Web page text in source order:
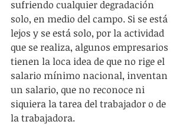
sufriendo cualquier degradación
solo, en medio del campo. Si se está
lejos y se está solo, por la actividad
que se realiza, algunos empresarios
tienen la loca idea de que no rige el
salario mínimo nacional, inventan
un salario, que no reconoce ni
siquiera la tarea del trabajador o de
la trabajadora.